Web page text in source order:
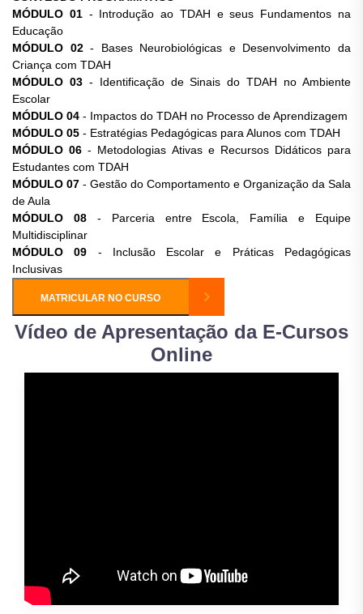
MÓDULO 01- Introdução ao TDAH e seus Fundamentos na
Educação
MÓDULO 02- Bases Neurobiológicas e Desenvolvimento da
Criança com TDAH
MÓDULO 03- Identificação de Sinais do TDAH no Ambiente
Escolar
MÓDULO 04 - Impactos do TDAH no Processo de Aprendizagem
MÓDULO 05 - Estratégias Pedagógicas para Alunos com TDAH
MÓDULO 06 - Metodologias Ativas e Recursos Didáticos para
Estudantes com TDAH
MÓDULO 07 - Gestão do Comportamento e Organização da Sala
de Aula
MÓDULO 08- Parceria entre Escola, Família e Equipe
Multidisciplinar
MÓDULO 09 - Inclusão Escolar e Práticas Pedagógicas
Inclusivas
MATRICULAR NO CURSO
Vídeo de Apresentação da E-Cursos
Online